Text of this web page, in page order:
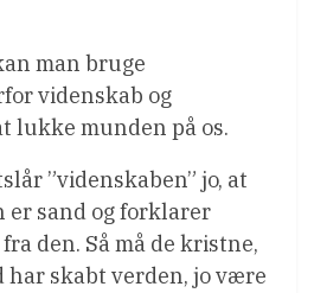
man bruge
videnskab og
lukke munden på os.
”videnskaben” jo, at
sand og forklarer
den. Så må de kristne,
har skabt verden, jo være